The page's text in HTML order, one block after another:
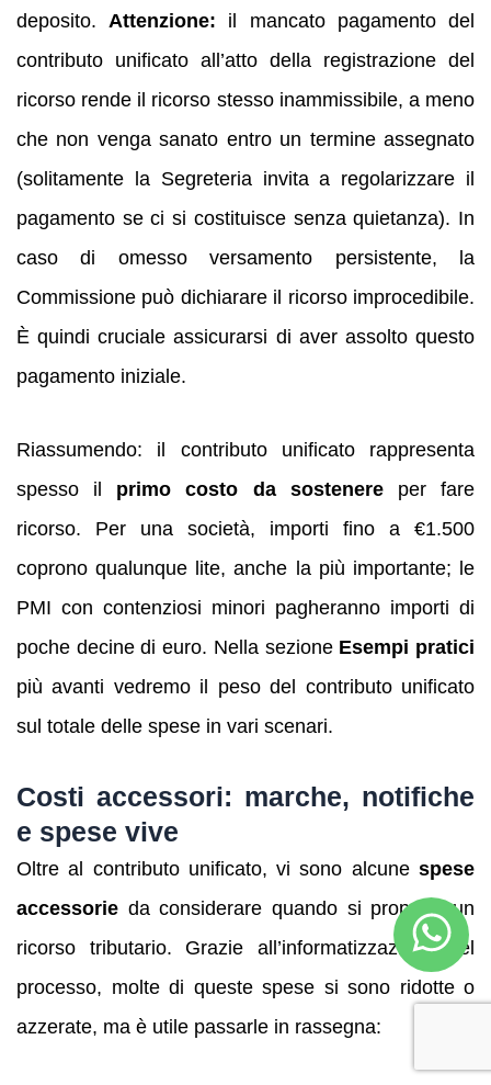
deposito.Attenzione: il mancato pagamento del
contributo unificato all’atto della registrazione del
ricorso rende il ricorso stesso inammissibile, a meno
che non venga sanato entro un termine assegnato
(solitamente la Segreteria invita a regolarizzare il
pagamento se ci si costituisce senza quietanza). In
caso di omesso versamento persistente, la
Commissione può dichiarare il ricorso improcedibile.
È quindi cruciale assicurarsi di aver assolto questo
pagamento iniziale.
Riassumendo: il contributo unificato rappresenta
spesso il primo costo da sostenereper fare
ricorso. Per una società, importi fino a €1.500
coprono qualunque lite, anche la più importante; le
PMI con contenziosi minori pagheranno importi di
poche decine di euro. Nella sezione Esempi pratici
più avanti vedremo il peso del contributo unificato
sul totale delle spese in vari scenari.
Costi accessori: marche, notifiche
e spese vive
Oltre al contributo unificato, vi sono alcune spese
accessorie da considerare quando si propone un
ricorso tributario. Grazie all’informatizzazione del
processo, molte di queste spese si sono ridotte o
azzerate, ma è utile passarle in rassegna: